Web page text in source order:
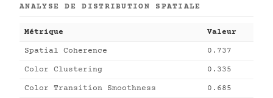
ANALYSE DE DISTRIBUTION SPATIALE
Métrique Valeur
Spatial Coherence 0.737
Color Clustering 0.335
Color Transition Smoothness 0.685